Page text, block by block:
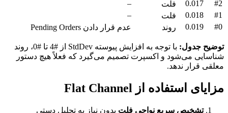
#2
0.017 فلت
–
#1
0.018 فلت
–
#0
0.019 روند عدم قرار دادن Pending Orders
توضیح جدول:
با توجه به افزایش پیوسته StdDev از #4 تا #0، روند
شناسایی می‌شود و اکسپرت تصمیم می‌گیرد که فعلاً هیچ دستور
معلقی قرار ندهد.
مزایای استفاده از Flat Channel
تشخیص سریع نواحی فلت بدون نیاز به تحلیل دستی